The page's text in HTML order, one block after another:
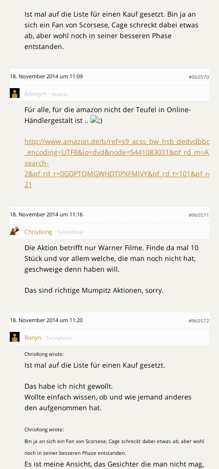
Ist mal auf die Liste für einen Kauf gesetzt. Bin ja an
sich ein Fan von Scorsese, Cage schreckt dabei etwas
ab, aber wohl noch in seiner besseren Phase
entstanden.
18. November 2014 um 11:09 #960570
Anonym Inaktiv
Für alle, für die amazon nicht der Teufel in Online-
Händlergestalt ist ..
http://www.amazon.de/b/
search-
21
18. November 2014 um 11:16 #960571
ChrisKong Teilnehmer
Die Aktion betrifft nur Warner Filme. Finde da mal 10
Stück und vor allem welche, die man noch nicht hat,
geschweige denn haben will.
Das sind richtige Mumpitz Aktionen, sorry.
18. November 2014 um 11:20 #960572
Ronyn Teilnehmer
ChrisKong wrote:
Ist mal auf die Liste für einen Kauf gesetzt.
Das habe ich nicht gewollt.
Wollte einfach wissen, ob und wie jemand anderes
den aufgenommen hat.
ChrisKong wrote:
Bin ja an sich ein Fan von Scorsese, Cage schreckt dabei etwas ab, aber wohl
noch in seiner besseren Phase entstanden.
Es ist meine Ansicht, das Gesichter die man nicht mag,